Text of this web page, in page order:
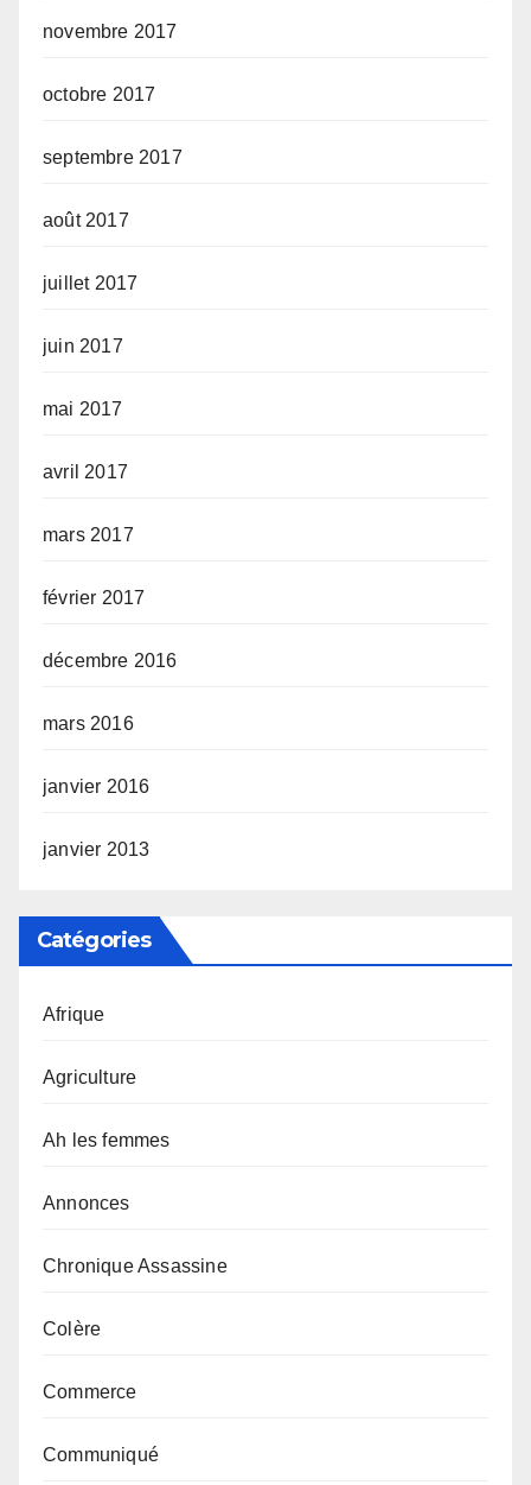
novembre 2017
octobre 2017
septembre 2017
août 2017
juillet 2017
juin 2017
mai 2017
avril 2017
mars 2017
février 2017
décembre 2016
mars 2016
janvier 2016
janvier 2013
Catégories
Afrique
Agriculture
Ah les femmes
Annonces
Chronique Assassine
Colère
Commerce
Communiqué